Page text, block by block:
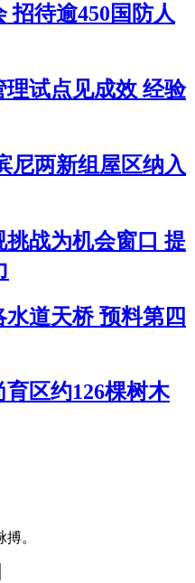
招待逾450国防人
试点见成效 经验
尼两新组屋区纳入
战为机会窗口 提
道天桥 预料第四
区约126棵树木
。